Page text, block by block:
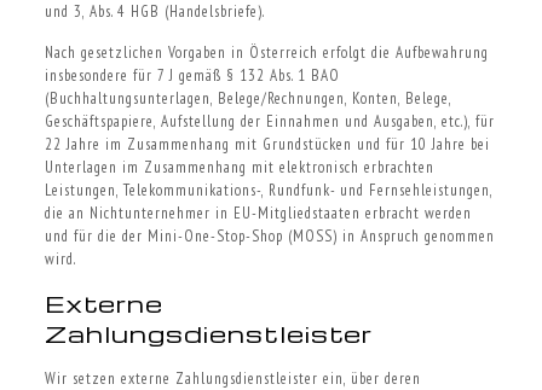
und 3, Abs. 4 HGB (Handelsbriefe).
Nach gesetzlichen Vorgaben in Österreich erfolgt die Aufbewahrung
insbesondere für 7 J gemäß § 132 Abs. 1 BAO
(Buchhaltungsunterlagen, Belege/Rechnungen, Konten, Belege,
Geschäftspapiere, Aufstellung der Einnahmen und Ausgaben, etc.), für
22 Jahre im Zusammenhang mit Grundstücken und für 10 Jahre bei
Unterlagen im Zusammenhang mit elektronisch erbrachten
Leistungen, Telekommunikations-, Rundfunk- und Fernsehleistungen,
die an Nichtunternehmer in EU-Mitgliedstaaten erbracht werden
und für die der Mini-One-Stop-Shop (MOSS) in Anspruch genommen
wird.
Externe
Zahlungsdienstleister
Wir setzen externe Zahlungsdienstleister ein, über deren